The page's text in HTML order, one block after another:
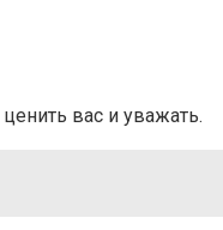
вас и уважать.